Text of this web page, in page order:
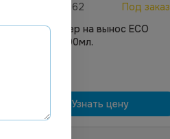
00662
Под заказ
Контейнер на вынос ECO
Tabox 300мл.
Узнать цену